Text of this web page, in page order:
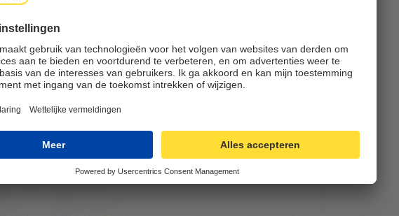
that we currently only ship to countries shown here.